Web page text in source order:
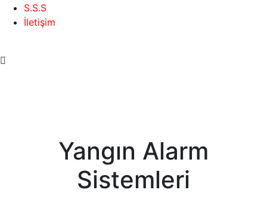
S.S.S
İletişim
Yangın Alarm
Sistemleri